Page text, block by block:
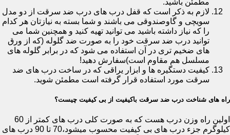
مطمئن باشید.
لازم به ذکر است که قفل درب های درب ضد سرقت از دو مدل
سویچی و گاوصندوقی می باشند و شما بسته به نیازتان هر کدام
را که نیاز داشته باشید می توانید تهیه کنید و همچنین شما می
توانید درب ضد سرقت خود را به صورت ضد گلوله (که از ورق
های ضخیم تری در آن استفاده می شود که در برابر گلوله های
مسلسل هم مقاوم است)سفارش دهید!
کیفیت دستگیره ها و ابزار یراقی که در ساخت درب های ضد
سرقت مورد استفاده قرار گرفته است مطمئن شوید.
راه های شناخت درب ضد سرقت باکیفیت از بی کیفیت چیست؟
اولین راه وزن درب هست که به صورت کلی درب های کمتر از 60
کیلوگرم جزء درب های بی کیفیت محسوب میشود،70 تا 90 درب های